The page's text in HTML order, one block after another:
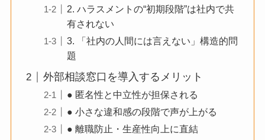
2. ハラスメントの“初期段階”は社内で共
有されない
3. 「社内の人間には言えない」構造的問
題
外部相談窓口を導入するメリット
● 匿名性と中立性が担保される
● 小さな違和感の段階で声が上がる
● 離職防止・生産性向上に直結